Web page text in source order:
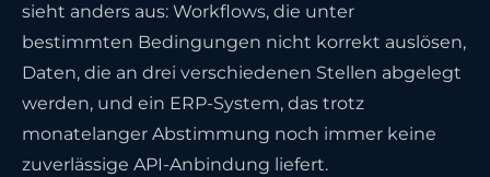
sieht anders aus: Workflows, die unter
bestimmten Bedingungen nicht korrekt auslösen,
Daten, die an drei verschiedenen Stellen abgelegt
werden, und ein ERP-System, das trotz
monatelanger Abstimmung noch immer keine
zuverlässige API-Anbindung liefert.